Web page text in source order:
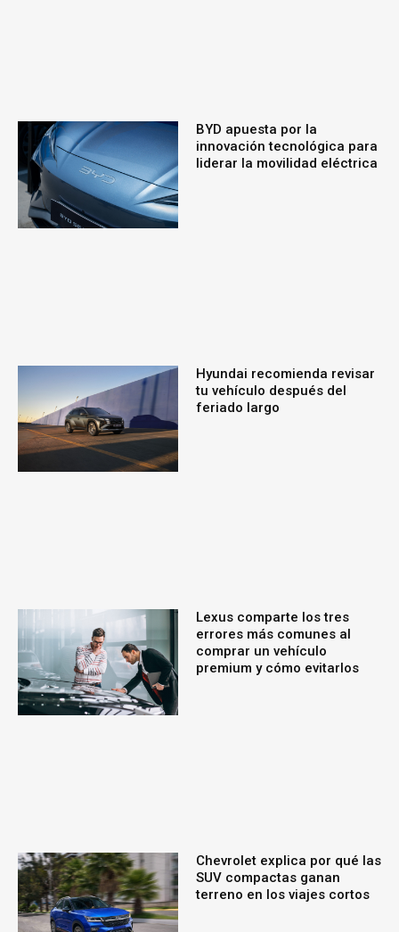
BYD apuesta por la
innovación tecnológica para
liderar la movilidad eléctrica
Hyundai recomienda revisar
tu vehículo después del
feriado largo
Lexus comparte los tres
errores más comunes al
comprar un vehículo
premium y cómo evitarlos
Chevrolet explica por qué las
SUV compactas ganan
terreno en los viajes cortos